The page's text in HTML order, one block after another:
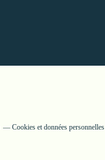
Cookies et données personnelles